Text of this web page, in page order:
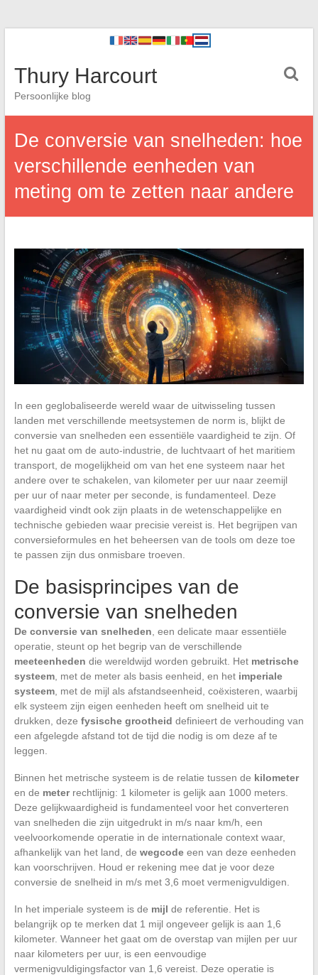
Thury Harcourt
Persoonlijke blog
De conversie van snelheden: hoe
verschillende eenheden van
meting om te zetten naar andere
In een geglobaliseerde wereld waar de uitwisseling tussen
landen met verschillende meetsystemen de norm is, blijkt de
conversie van snelheden een essentiële vaardigheid te zijn. Of
het nu gaat om de auto-industrie, de luchtvaart of het maritiem
transport, de mogelijkheid om van het ene systeem naar het
andere over te schakelen, van kilometer per uur naar zeemijl
per uur of naar meter per seconde, is fundamenteel. Deze
vaardigheid vindt ook zijn plaats in de wetenschappelijke en
technische gebieden waar precisie vereist is. Het begrijpen van
conversieformules en het beheersen van de tools om deze toe
te passen zijn dus onmisbare troeven.
De basisprincipes van de
conversie van snelheden
De conversie van snelheden , een delicate maar essentiële
operatie, steunt op het begrip van de verschillende
meeteenheden die wereldwijd worden gebruikt. Het metrische
systeem, met de meter als basis eenheid, en het imperiale
systeem, met de mijl als afstandseenheid, coëxisteren, waarbij
elk systeem zijn eigen eenheden heeft om snelheid uit te
drukken, deze fysische grootheid definieert de verhouding van
een afgelegde afstand tot de tijd die nodig is om deze af te
leggen.
Binnen het metrische systeem is de relatie tussen de kilometer
en de meterrechtlijnig: 1 kilometer is gelijk aan 1000 meters.
Deze gelijkwaardigheid is fundamenteel voor het converteren
van snelheden die zijn uitgedrukt in m/s naar km/h, een
veelvoorkomende operatie in de internationale context waar,
afhankelijk van het land, de wegcodeeen van deze eenheden
kan voorschrijven. Houd er rekening mee dat je voor deze
conversie de snelheid in m/s met 3,6 moet vermenigvuldigen.
In het imperiale systeem is de mijl de referentie. Het is
belangrijk op te merken dat 1 mijl ongeveer gelijk is aan 1,6
kilometer. Wanneer het gaat om de overstap van mijlen per uur
naar kilometers per uur, is een eenvoudige
vermenigvuldigingsfactor van 1,6 vereist. Deze operatie is